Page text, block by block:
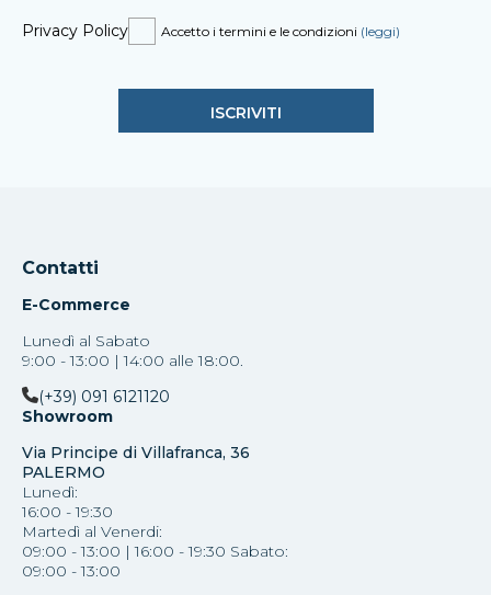
Privacy Policy Accetto i termini e le condizioni (leggi)
Contatti
E-Commerce
Lunedì al Sabato
9:00 - 13:00 | 14:00 alle 18:00.
(+39) 091 6121120
Showroom
Via Principe di Villafranca, 36
PALERMO
Lunedì:
16:00 - 19:30
Martedì al Venerdi:
09:00 - 13:00 | 16:00 - 19:30 Sabato:
09:00 - 13:00